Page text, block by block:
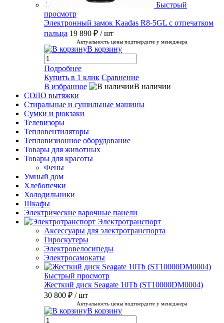
Быстрый
просмотр
Электронный замок Kaadas R8-5GL с отпечатком
пальца 19 890 ₽ / шт
Актуальность цены подтвердите у менеджера
В корзину
Подробнее
Купить в 1 клик Сравнение
В избранное
В наличии
СОЛО вытяжки
Стиральные и сушильные машины
Сумки и рюкзаки
Телевизоры
Тепловентиляторы
Тепловизионное оборудование
Товары для животных
Товары для красоты
Фены
Умный дом
Хлебопечки
Холодильники
Шкафы
Электрические варочные панели
Электротранспорт
Аксессуары для электротранспорта
Гироскутеры
Электровелосипеды
Электросамокаты
Быстрый просмотр
Жесткий диск Seagate 10Tb (ST10000DM0004)
30 800 ₽ / шт
Актуальность цены подтвердите у менеджера
В корзину